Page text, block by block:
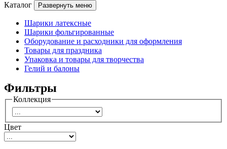
Каталог Развернуть меню
Шарики латексные
Шарики фольгированные
Оборудование и расходники для оформления
Товары для праздника
Упаковка и товары для творчества
Гелий и балоны
Фильтры
Коллекция
Цвет